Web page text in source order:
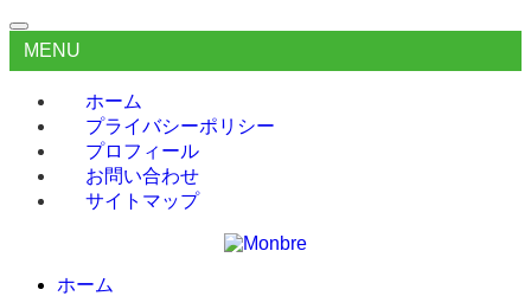
MENU
ホーム
プライバシーポリシー
プロフィール
お問い合わせ
サイトマップ
ホーム